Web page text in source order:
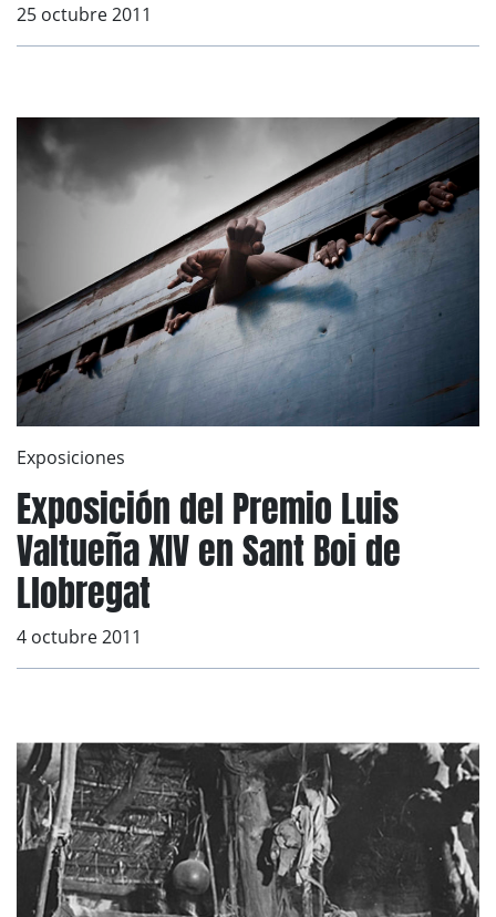
25 octubre 2011
Exposiciones
Exposición del Premio Luis
Valtueña XIV en Sant Boi de
Llobregat
4 octubre 2011